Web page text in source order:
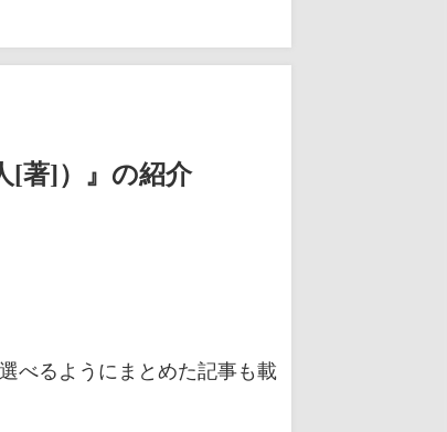
[著]）』の紹介
べるようにまとめた記事も載